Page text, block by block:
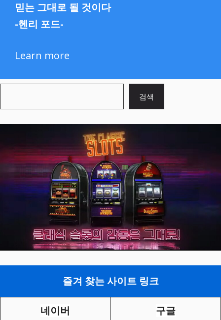
믿는 그대로 될 것이다
-헨리 포드-
Learn more
색
검색
즐겨 찾는 사이트 링크
네이버 구글